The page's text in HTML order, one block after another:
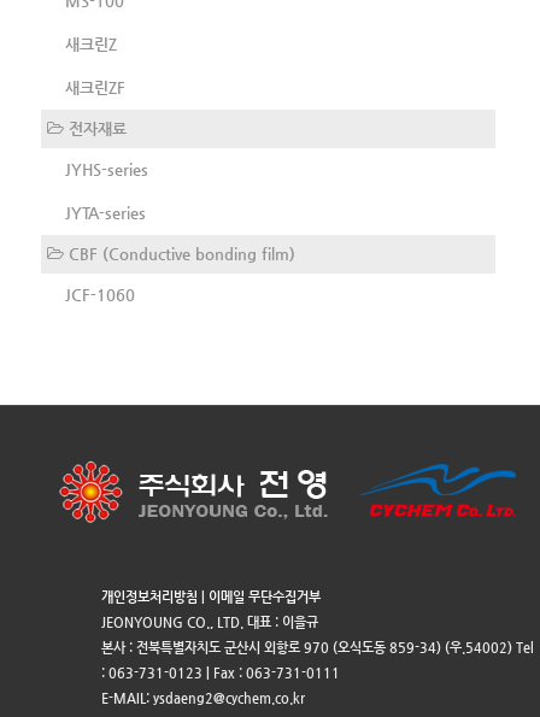
새크린Z
새크린ZF
전자재료
JYHS-series
JYTA-series
CBF (Conductive bonding film)
JCF-1060
개인정보처리방침
이메일 무단수집거부
JEONYOUNG CO., LTD. 대표 : 이을규
본사 : 전북특별자치도 군산시 외항로 970 (오식도동 859-34) (우.54002) Tel
: 063-731-0123 | Fax : 063-731-0111
E-MAIL: ysdaeng2@cychem.co.kr